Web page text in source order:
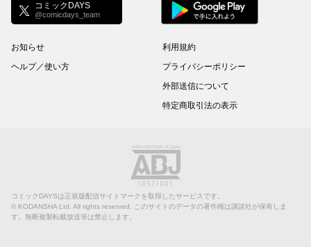
コミックDAYS
@comicdays_team
お知らせ
ヘルプ／使い方
利用規約
プライバシーポリシー
外部送信について
特定商取引法の表示
コミックDAYSは正規版配信サイトマークを取得したサービスです。
© KODANSHA Ltd. All rights reserved. このサイトのデータの著作権は講談社が保有しま
す。無断複製転載放送等は禁止します。